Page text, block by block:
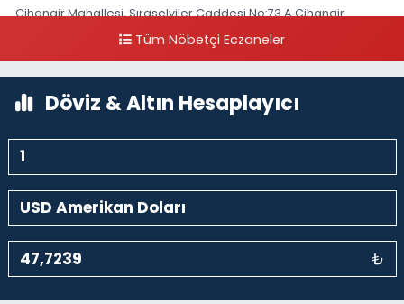
Cihangir Mahallesi, Sıraselviler Caddesi No:73 A Cihangir
Tüm Nöbetçi Eczaneler
Döviz & Altın Hesaplayıcı
₺